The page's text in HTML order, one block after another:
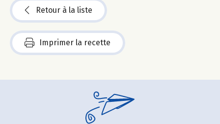
Retour à la liste
Imprimer la recette